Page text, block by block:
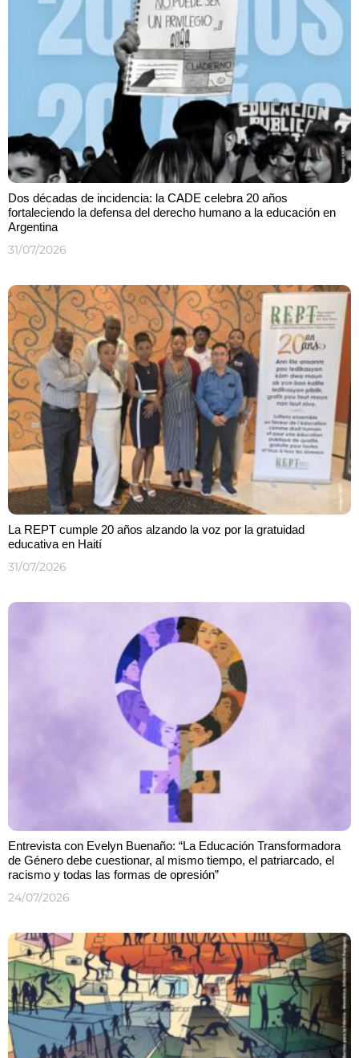
Dos décadas de incidencia: la CADE celebra 20 años
fortaleciendo la defensa del derecho humano a la educación en
Argentina
31/07/2026
La REPT cumple 20 años alzando la voz por la gratuidad
educativa en Haití
31/07/2026
Entrevista con Evelyn Buenaño: “La Educación Transformadora
de Género debe cuestionar, al mismo tiempo, el patriarcado, el
racismo y todas las formas de opresión”
24/07/2026